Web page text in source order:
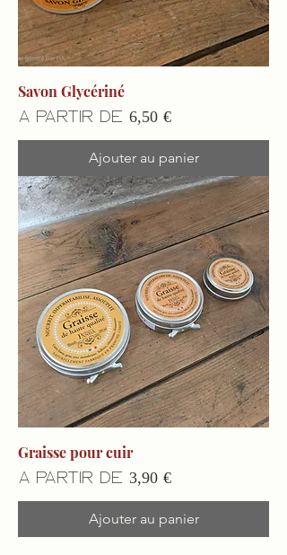
Savon Glycériné
À partir de 6,50 €
Prix promotionnel
Ajouter au panier
Graisse pour cuir
À partir de 3,90 €
Prix promotionnel
Ajouter au panier